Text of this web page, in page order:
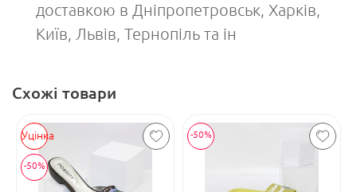
доставкою в Дніпропетровськ, Харків,
Київ, Львів, Тернопіль та ін
Схожі товари
Уцінка
-50%
-50%